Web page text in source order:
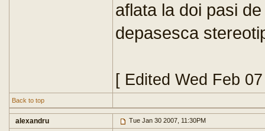
aflata la doi pasi
depasesca
[ Edited Wed Feb
Back to top
alexandru Tue Jan 30 2007, 11:30PM